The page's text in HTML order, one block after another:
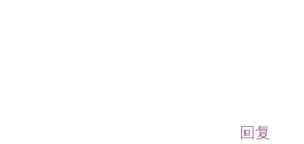
回复